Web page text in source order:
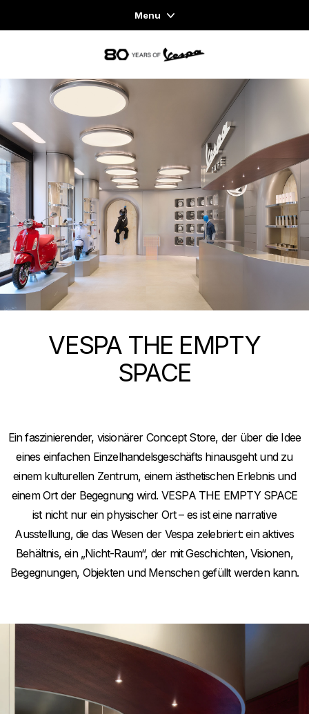
Menu
Home
FAHRZEUGAUSWAHL
KLEIDUNG & LIFESTYLE
EXPERIENCES
CONCEPT STORE
zurück zum Hauptinhalt
VESPA THE EMPTY
SPACE
Ein faszinierender, visionärer Concept Store, der über die Idee
eines einfachen Einzelhandelsgeschäfts hinausgeht und zu
einem kulturellen Zentrum, einem ästhetischen Erlebnis und
einem Ort der Begegnung wird. VESPA THE EMPTY SPACE
ist nicht nur ein physischer Ort – es ist eine narrative
Ausstellung, die das Wesen der Vespa zelebriert: ein aktives
Behältnis, ein „Nicht-Raum“, der mit Geschichten, Visionen,
Begegnungen, Objekten und Menschen gefüllt werden kann.